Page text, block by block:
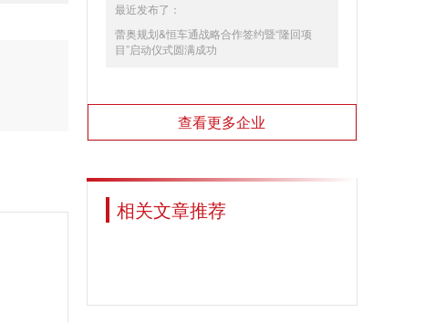
最近发布了：
蕾奥规划&恒车通战略合作签约暨“隆回项
目”启动仪式圆满成功
查看更多企业
相关文章推荐